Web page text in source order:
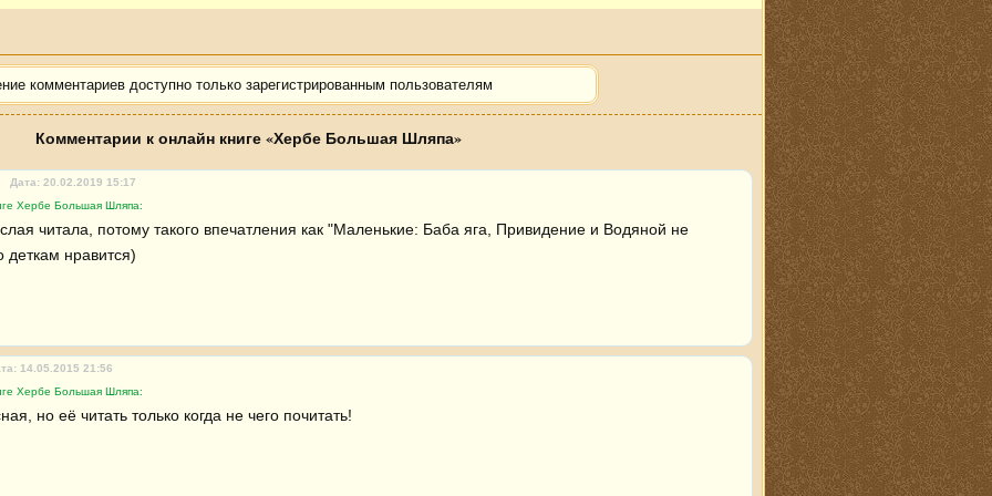
комментариев доступно только зарегистрированным пользователям
Комментарии к онлайн книге «Хербе Большая Шляпа»
Дата: 20.02.2019 15:17
Хербе Большая Шляпа:
читала, потому такого впечатления как "Маленькие: Баба яга, Привидение и Водяной не
деткам нравится)
14.05.2015 21:56
Хербе Большая Шляпа:
но её читать только когда не чего почитать!